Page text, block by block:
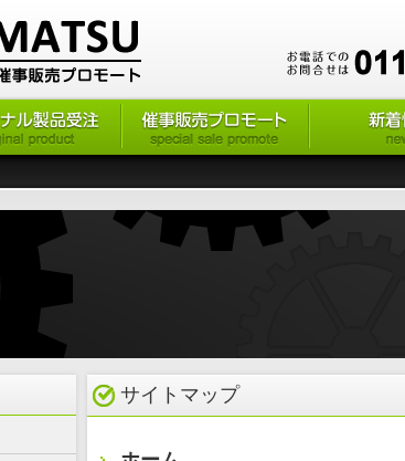
サイトマップ